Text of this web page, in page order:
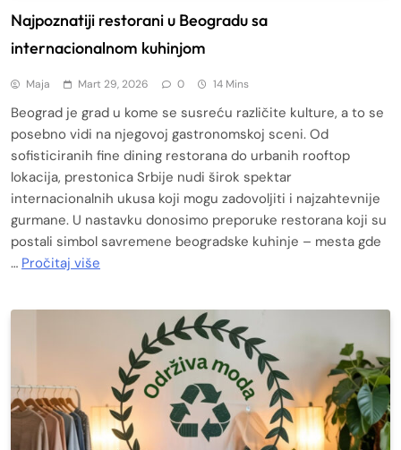
Najpoznatiji restorani u Beogradu sa
internacionalnom kuhinjom
Maja Mart 29, 2026 0 14 Mins
Beograd je grad u kome se susreću različite kulture, a to se
posebno vidi na njegovoj gastronomskoj sceni. Od
sofisticiranih fine dining restorana do urbanih rooftop
lokacija, prestonica Srbije nudi širok spektar
internacionalnih ukusa koji mogu zadovoljiti i najzahtevnije
gurmane. U nastavku donosimo preporuke restorana koji su
postali simbol savremene beogradske kuhinje – mesta gde
… Pročitaj više